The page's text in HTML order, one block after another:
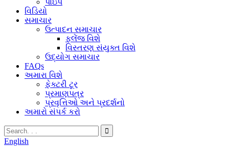
પાઇપ
વિડિયો
સમાચાર
ઉત્પાદન સમાચાર
ફ્લેંજ વિશે
વિસ્તરણ સંયુક્ત વિશે
ઉદ્યોગ સમાચાર
FAQs
અમારા વિશે
ફેક્ટરી ટૂર
પ્રમાણપત્ર
પ્રવૃત્તિઓ અને પ્રદર્શનો
અમારો સંપર્ક કરો
English